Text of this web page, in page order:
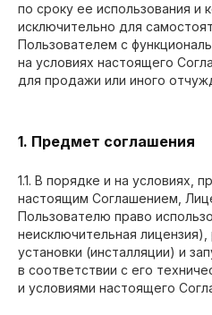
по сроку ее использования и
исключительно для
Пользователем с
на условиях настоящего
для продажи или иного
1. Предмет соглашения
1.1. В порядке и на условиях,
настоящим Соглашением,
Пользователю право
неисключительная
установки (инсталляции) и
в соответствии с его
и условиями настоящего